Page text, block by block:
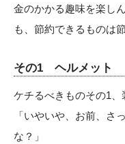
金のかかる趣味を楽し
も、節約できるものは
その1 ヘルメット
ケチるべきものその1、
「いやいや、お前、さ
な？」